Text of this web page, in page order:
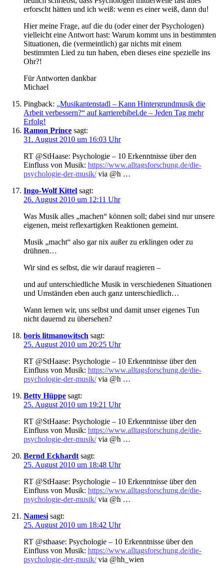
erforscht hätten und ich weiß: wenn es einer weiß, dann du!
Hier meine Frage, auf die du (oder einer der Psychologen)
vielleicht eine Antwort hast: Warum kommt uns in bestimmten
Situationen, die (vermeintlich) gar nichts mit einem
bestimmten Lied zu tun haben, eben dieses eine spezielle ins
Ohr?!
Für Antworten dankbar
Michael
Pingback: „Musikantenstadl – Kann Hintergrundmusik die
Arbeit verbessern?“ auf karrierebibel.de – Jeden Tag mehr
Erfolg!
Ramon Prince sagt:
31. August 2010 um 16:03 Uhr
RT @StHaase: Psychologie – 10 Erkenntnisse über den
Einfluss von Musik: https://www.alltagsforschung.de/die-
psychologie-der-musik/via @h …
Ingo-Wolf Kittel sagt:
26. August 2010 um 12:11 Uhr
Was Musik alles „machen“ können soll; dabei sind nur unsere
eigenen, meist reflexartigken Reaktionen gemeint.
Musik „macht“ also gar nix außer zu erklingen oder zu
drühnen…
Wir sind es selbst, die wir darauf reagieren –
und auf unterschiedliche Musik in verschiedenen Situationen
und Umständen eben auch ganz unterschiedlich…
Wann lernen wir, uns selbst und damit unser eigenes Tun
nicht dauernd zu übersehen?
boris litmanowitsch sagt:
25. August 2010 um 20:25 Uhr
RT @StHaase: Psychologie – 10 Erkenntnisse über den
Einfluss von Musik: https://www.alltagsforschung.de/die-
psychologie-der-musik/via @h …
Betty Hüppe sagt:
25. August 2010 um 19:21 Uhr
RT @StHaase: Psychologie – 10 Erkenntnisse über den
Einfluss von Musik: https://www.alltagsforschung.de/die-
psychologie-der-musik/via @h …
Bernd Eckhardt sagt:
25. August 2010 um 18:48 Uhr
RT @StHaase: Psychologie – 10 Erkenntnisse über den
Einfluss von Musik: https://www.alltagsforschung.de/die-
psychologie-der-musik/via @h …
Namesi sagt:
25. August 2010 um 18:42 Uhr
RT @sthaase: Psychologie – 10 Erkenntnisse über den
Einfluss von Musik: https://www.alltagsforschung.de/die-
psychologie-der-musik/via @hh_wien